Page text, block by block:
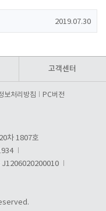
2019.07.30
고객센터
보처리방침 PC버전
차 1807호
J1206020200010